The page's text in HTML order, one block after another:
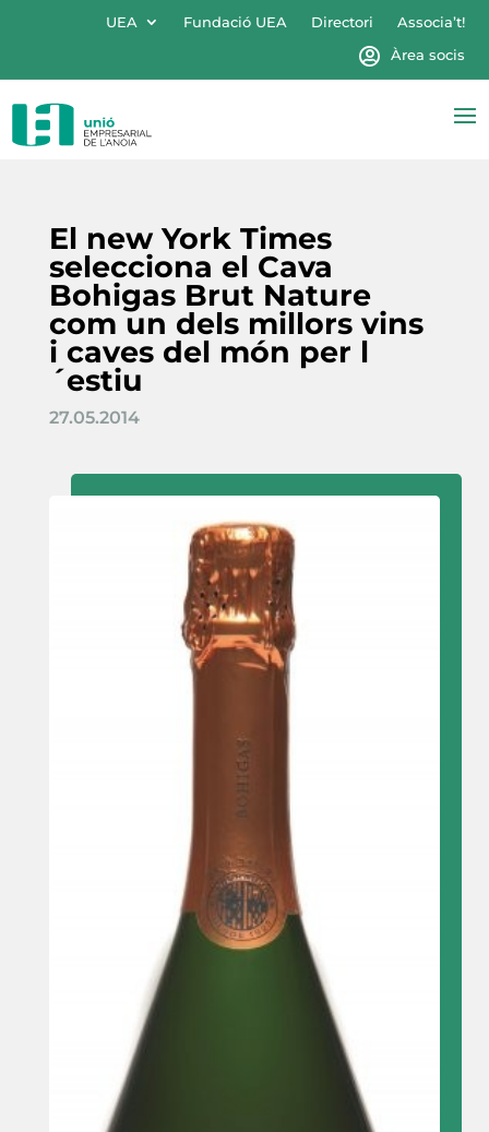
UEA Fundació UEA Directori
Associa’t!
Àrea socis
El new York Times
selecciona el Cava
Bohigas Brut Nature
com un dels millors vins
i caves del món per l
´estiu
27.05.2014